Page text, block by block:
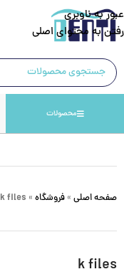
عبور به ناوبری
رفتن به محتوای اصلی
محصولات
صفحه اصلی » فروشگاه »
k files
k files